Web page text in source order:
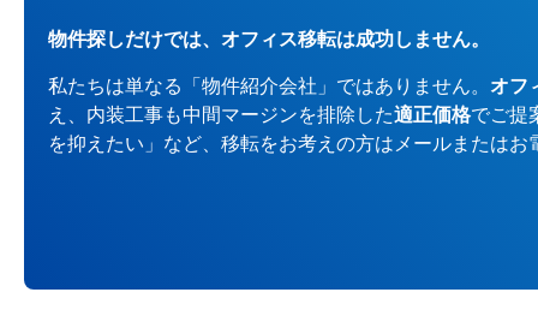
物件探しだけでは、オフィス移転は成功しません。
私たちは単なる「物件紹介会社」ではありません。 オフ
え、内装工事も中間マージンを排除した適正価格でご提
を抑えたい」など、移転をお考えの方はメールまたは